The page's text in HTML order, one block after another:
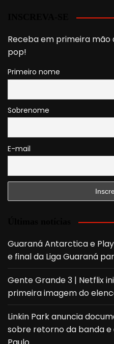
Receba em primeira mão
pop!
Primeiro nome
Sobrenome
E-mail
Guaraná Antarctica e
e final da Liga Guaraná
Gente Grande 3 | Netflix
primeira imagem do
Linkin Park anuncia
sobre retorno da banda